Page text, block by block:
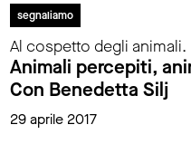
segnaliamo
Al cospetto degli animali.
Animali percepiti,
Con Benedetta Silj
29 aprile 2017